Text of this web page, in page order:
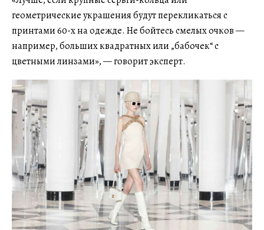
геометрические украшения будут перекликаться с
принтами 60-х на одежде. Не бойтесь смелых очков —
например, больших квадратных или „бабочек“ с
цветными линзами», — говорит эксперт.